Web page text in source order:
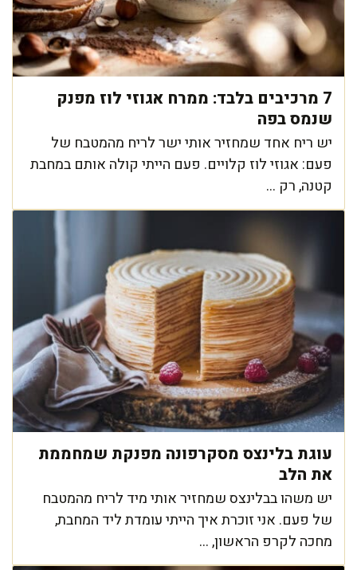
7 מרכיבים בלבד: ממרח אגוזי לוז מפנק
שנמס בפה
יש ריח אחד שמחזיר אותי ישר לריח מהמטבח של
פעם: אגוזי לוז קלויים. פעם הייתי קולה אותם במחבת
קטנה, רק ...
עוגת בלינצס מסקרפונה מפנקת שמחממת
את הלב
יש משהו בבלינצס שמחזיר אותי מיד לריח מהמטבח
של פעם. אני זוכרת איך הייתי עומדת ליד המחבת,
מחכה לקרפ הראשון, ...